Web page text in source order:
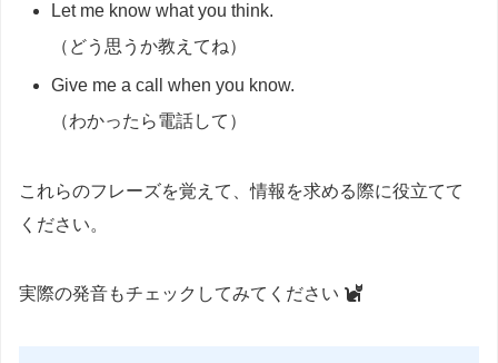
Let me know what you think.
（どう思うか教えてね）
Give me a call when you know.
（わかったら電話して）
これらのフレーズを覚えて、情報を求める際に役立てて
ください。
実際の発音もチェックしてみてください